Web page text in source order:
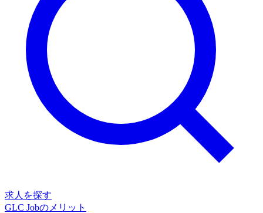
求人を探す
GLC Jobのメリット